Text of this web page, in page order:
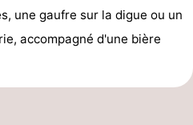
une gaufre sur la digue ou un
accompagné d'une bière